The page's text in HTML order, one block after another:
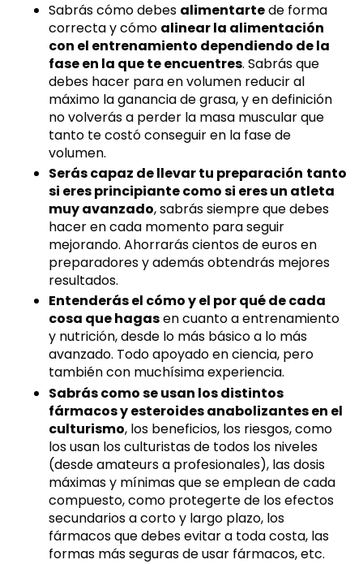
Sabrás cómo debes alimentartede forma
correcta y cómo alinear la alimentación
con el entrenamiento dependiendo de la
fase en la que te encuentres. Sabrás que
debes hacer para en volumen reducir al
máximo la ganancia de grasa, y en definición
no volverás a perder la masa muscular que
tanto te costó conseguir en la fase de
volumen.
Serás capaz de llevar tu preparación tanto
si eres principiante como si eres un atleta
muy avanzado, sabrás siempre que debes
hacer en cada momento para seguir
mejorando. Ahorrarás cientos de euros en
preparadores y además obtendrás mejores
resultados.
Entenderás el cómo y el por qué de cada
cosa que hagasen cuanto a entrenamiento
y nutrición, desde lo más básico a lo más
avanzado. Todo apoyado en ciencia, pero
también con muchísima experiencia.
Sabrás como se usan los distintos
fármacos y esteroides anabolizantes en el
culturismo, los beneficios, los riesgos, como
los usan los culturistas de todos los niveles
(desde amateurs a profesionales), las dosis
máximas y mínimas que se emplean de cada
compuesto, como protegerte de los efectos
secundarios a corto y largo plazo, los
fármacos que debes evitar a toda costa, las
formas más seguras de usar fármacos, etc.